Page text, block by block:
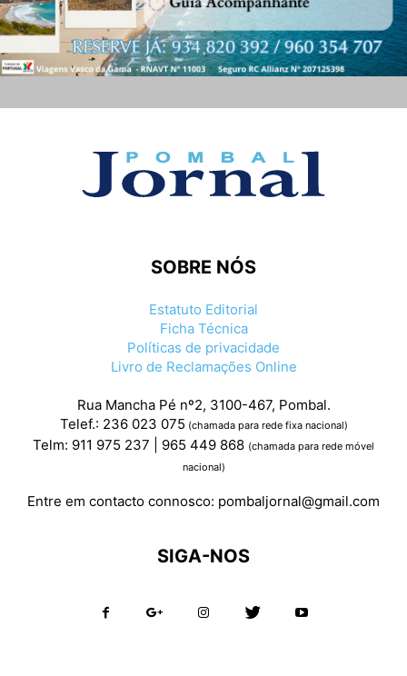
SOBRE NÓS
Estatuto Editorial
Ficha Técnica
Políticas de privacidade
Livro de Reclamações Online
Rua Mancha Pé nº2, 3100-467, Pombal.
Telef.: 236 023 075 (chamada para rede fixa nacional)
Telm: 911 975 237 | 965 449 868 (chamada para rede móvel
nacional)
Entre em contacto connosco: pombaljornal@gmail.com
SIGA-NOS